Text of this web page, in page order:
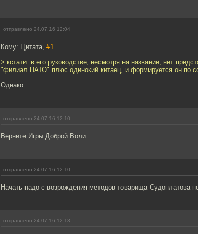
отправлено 24.07.16 12:04
Кому: Цитата, #1
> кстати: в его руководстве, несмотря на название, нет
"филиал НАТО" плюс одинокий китаец, и формируется он по
Однако.
отправлено 24.07.16 12:10
Верните Игры Доброй Воли.
отправлено 24.07.16 12:10
Начать надо с возрождения методов товарища Судоплатова
отправлено 24.07.16 12:13